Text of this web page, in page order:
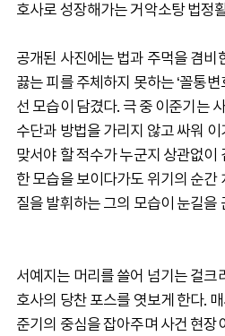
호사로 성장해가는 거악소탕 법정
공개된 사진에는 법과 주먹을 겸비
끓는 피를 주체하지 못하는 ‘꼴통
선 모습이 담겼다. 극 중 이준기는
수단과 방법을 가리지 않고 싸워
맞서야 할 적수가 누군지 상관없이
한 모습을 보이다가도 위기의 순간
질을 발휘하는 그의 모습이 눈길을
서예지는 머리를 쓸어 넘기는 걸크
호사의 당찬 포스를 엿보게 한다.
준기의 중심을 잡아주며 사건 현장